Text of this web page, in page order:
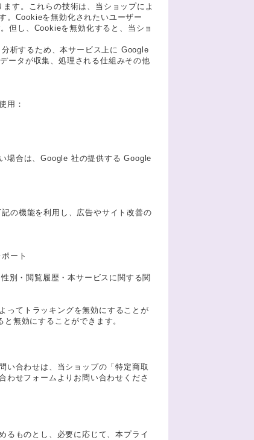
す。これらの技術は、当ショップによ
。Cookieを無効化されたいユーザー
但し、Cookieを無効化すると、当ショ
析するため、本サービス上に Google
ータが収集、処理される仕組みその他
用：
場合は、Google 社の提供する Google
の機能を利用し、広告やサイト改善の
ート
別・閲覧履歴・本サービスに関する関
ってトラッキングを無効にすることが
無効にすることができます。
い合わせは、当ショップの「特定商取
わせフォームよりお問い合わせくださ
るものとし、必要に応じて、本プライ